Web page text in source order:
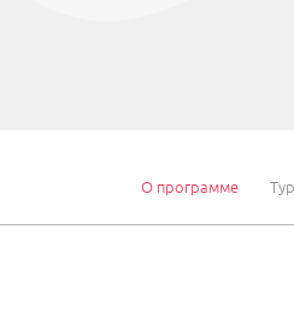
О программе